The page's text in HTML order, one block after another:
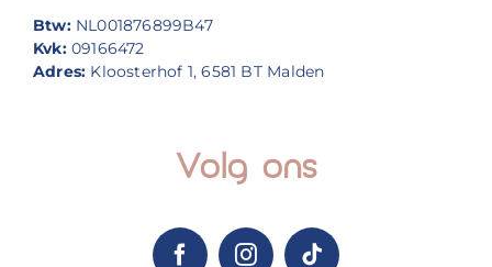
Btw: NL001876899B47
Kvk:09166472
Adres: Kloosterhof 1, 6581 BT Malden
Volg ons